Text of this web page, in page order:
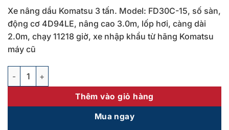
Xe nâng dầu Komatsu 3 tấn. Model: FD30C-15, số sàn,
động cơ 4D94LE, nâng cao 3.0m, lốp hơi, càng dài
2.0m, chạy 11218 giờ, xe nhập khẩu từ hãng Komatsu
máy cũ
Xe nâng dầu Komatsu 3 tấn Model FD30C-15 số lượng
Thêm vào giỏ hàng
Mua ngay